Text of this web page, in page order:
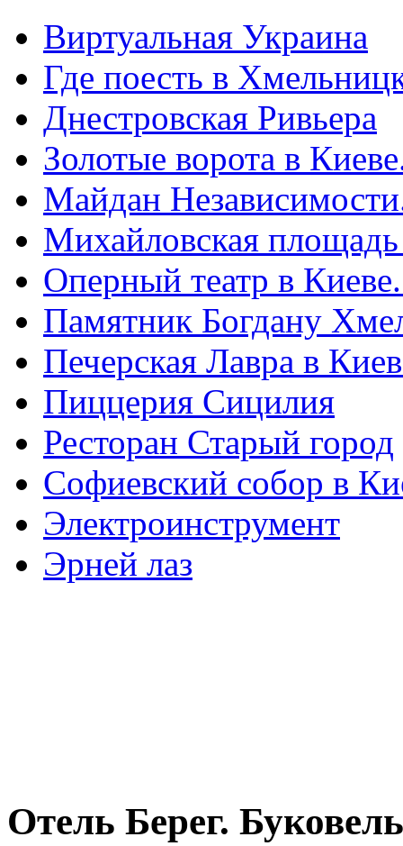
Виртуальная Украина
Где поесть в
Днестровская Ривьера
Золотые ворота в
Майдан
Михайловская
Оперный театр в
Памятник Богдану
Печерская Лавра в
Пиццерия Сицилия
Ресторан Старый город
Софиевский собор в
Электроинструмент
Эрней лаз
Отель Берег. Буковель